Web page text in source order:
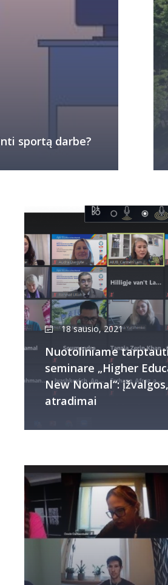
sportą darbe?
18 sausio, 2021
Nuotoliniame
seminare „Higher
New Normal“:
atradimai